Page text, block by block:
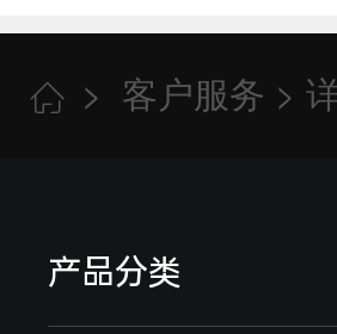
大口径nb物联网
 > 客户服务 >
产品分类